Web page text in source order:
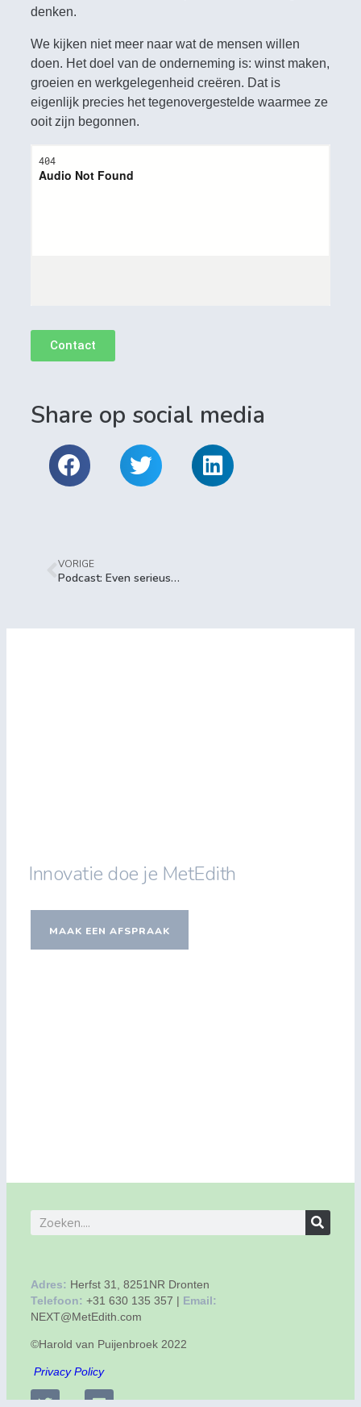
denken.
We kijken niet meer naar wat de mensen willen
doen. Het doel van de onderneming is: winst maken,
groeien en werkgelegenheid creëren. Dat is
eigenlijk precies het tegenovergestelde waarmee ze
ooit zijn begonnen.
Contact
Share op social media
VORIGE
Podcast: Even serieus over recruitment
Innovatie doe je MetEdith
MAAK EEN AFSPRAAK
Adres: Herfst 31, 8251NR Dronten
Telefoon: +31 630 135 357 | Email:
NEXT@MetEdith.com
©Harold van Puijenbroek 2022
Privacy Policy